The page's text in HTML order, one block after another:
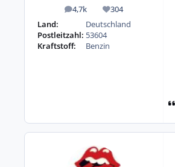
4,7k
Beiträge 304
Reputation
Land:
Deutschland
Postleitzahl: 53604
Kraftstoff:
Benzin